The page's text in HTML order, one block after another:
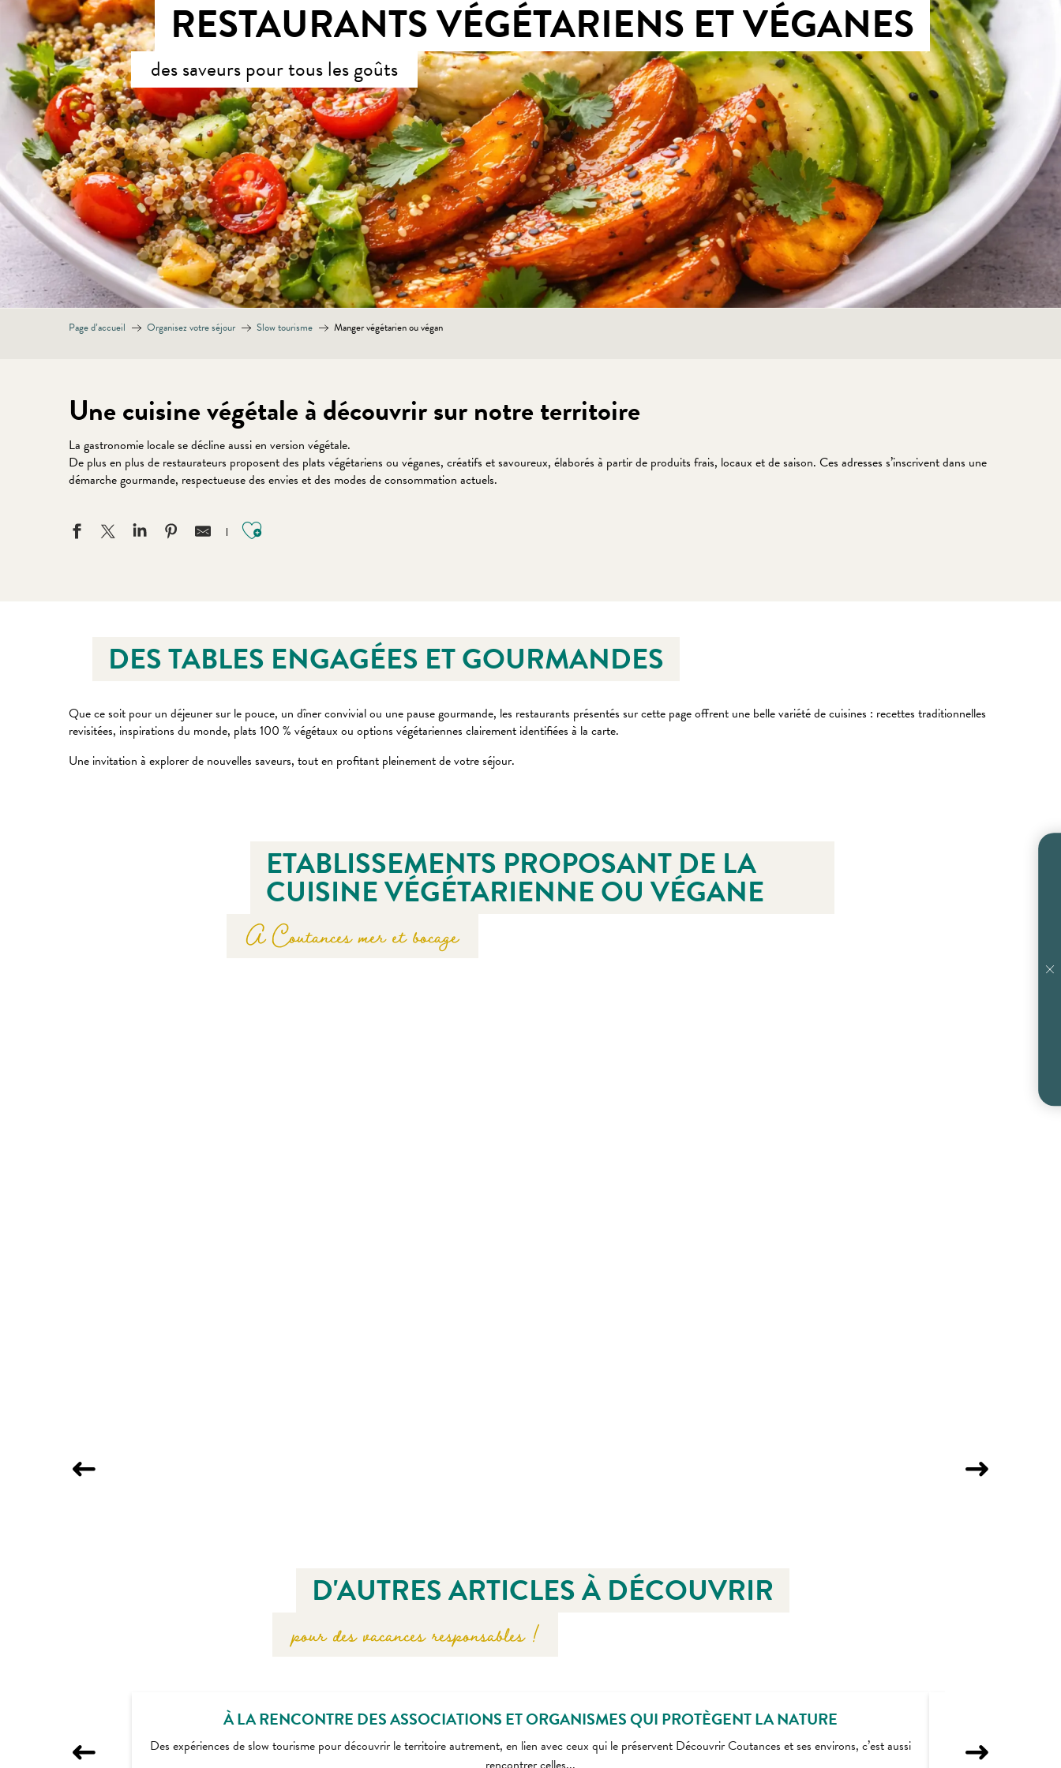
RESTAURANTS VÉGÉTARIENS ET VÉGANES
des saveurs pour tous les goûts
Page d’accueil Organisez votre séjour Slow tourisme Manger végétarien ou végan
Une cuisine végétale à découvrir sur notre territoire
La gastronomie locale se décline aussi en version végétale.
De plus en plus de restaurateurs proposent des plats végétariens ou véganes, créatifs et savoureux, élaborés à partir de produits frais, locaux et de saison. Ces adresses s’inscrivent dans une
démarche gourmande, respectueuse des envies et des modes de consommation actuels.
Ajouter aux favoris
DES TABLES ENGAGÉES ET GOURMANDES
Que ce soit pour un déjeuner sur le pouce, un dîner convivial ou une pause gourmande, les restaurants présentés sur cette page offrent une belle variété de cuisines : recettes traditionnelles
revisitées, inspirations du monde, plats 100 % végétaux ou options végétariennes clairement identifiées à la carte.
Une invitation à explorer de nouvelles saveurs, tout en profitant pleinement de votre séjour.
ETABLISSEMENTS PROPOSANT DE LA
CUISINE VÉGÉTARIENNE OU VÉGANE
A Coutances mer et bocage
D'AUTRES ARTICLES À DÉCOUVRIR
pour des vacances responsables !
À LA RENCONTRE DES ASSOCIATIONS ET ORGANISMES QUI PROTÈGENT LA NATURE
Des expériences de slow tourisme pour découvrir le territoire autrement, en lien avec ceux qui le préservent Découvrir Coutances et ses environs, c’est aussi